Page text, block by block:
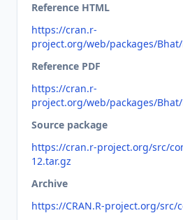
Reference HTML
https://cran.r-
project.org/web/packages/
Reference PDF
https://cran.r-
project.org/web/packages/
Source package
https://cran.r-project.org/src/
12.tar.gz
Archive
https://CRAN.R-project.org/